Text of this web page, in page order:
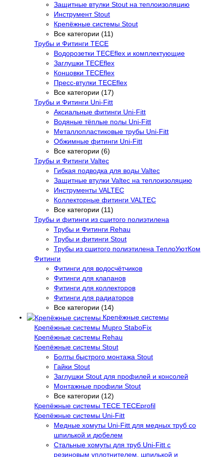
Защитные втулки Stout на теплоизоляцию
Инструмент Stout
Крепёжные системы Stout
Все категории (11)
Трубы и Фитинги TECE
Водорозетки TECEflex и комплектующие
Заглушки TECEflex
Концовки TECEflex
Пресс-втулки TECEflex
Все категории (17)
Трубы и Фитинги Uni-Fitt
Аксиальные фитинги Uni-Fitt
Водяные тёплые полы Uni-Fitt
Металлопластиковые трубы Uni-Fitt
Обжимные фитинги Uni-Fitt
Все категории (6)
Трубы и Фитинги Valtec
Гибкая подводка для воды Valtec
Защитные втулки Valtec на теплоизоляцию
Инструменты VALTEC
Коллекторные фитинги VALTEC
Все категории (11)
Трубы и фитинги из сшитого полиэтилена
Трубы и Фитинги Rehau
Трубы и фитинги Stout
Трубы из сшитого полиэтилена ТеплоУютКом
Фитинги
Фитинги для водосчётчиков
Фитинги для клапанов
Фитинги для коллекторов
Фитинги для радиаторов
Все категории (14)
Крепёжные системы
Крепёжные системы Mupro StaboFix
Крепёжные системы Rehau
Крепёжные системы Stout
Болты быстрого монтажа Stout
Гайки Stout
Заглушки Stout для профилей и консолей
Монтажные профили Stout
Все категории (12)
Крепёжные системы TECE TECEprofil
Крепёжные системы Uni-Fitt
Медные хомуты Uni-Fitt для медных труб со
шпилькой и дюбелем
Стальные хомуты для труб Uni-Fitt с
резиновым уплотнителем, шпилькой и